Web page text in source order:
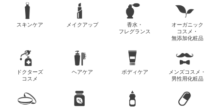
スキンケア メイクアップ
香水・
フレグランス
オーガニック
コスメ・
無添加化粧品
ドクターズ
コスメ
ヘアケア ボディケア
メンズコスメ・
男性用化粧品